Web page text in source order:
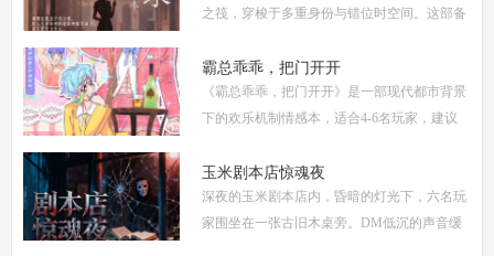
之筏，穿梭于多重身份与错位时空间。这部备
精密的机制设计和深刻的人性探讨，在剧本杀
圈
霸总乖乖，把门开开
《霸总乖乖，把门开开》是一部现代都市背景
下的欢乐机制情感本，适合4-6名玩家，建议
争、家族恩怨与情感纠葛，以轻松幽默的笔触
描绘了一
玉米剧本店惊魂夜
深夜的玉米剧本店内，昏暗的灯光下，六名玩
家围坐在一张古旧木桌旁。DM低沉的声音缓